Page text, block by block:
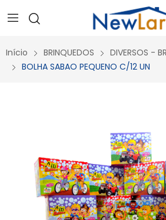
Secure crypto portfolio manager for
Visit Ledger Live
- easily manage, stake,
Início BRINQUEDOS
DIVERSOS -
BOLHA SABAO PEQUENO C/12 UN